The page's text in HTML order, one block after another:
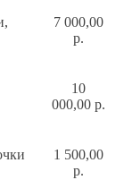
7 000,00
р.
10
000,00 р.
1 500,00
р.